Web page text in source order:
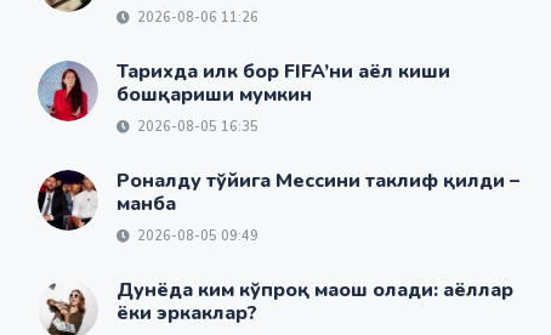
2026-08-06 11:26
Тарихда илк бор FIFA’ни аёл киши
бошқариши мумкин
2026-08-05 16:35
Роналду тўйига Мессини таклиф қилди –
манба
2026-08-05 09:49
Дунёда ким кўпроқ маош олади: аёллар
ёки эркаклар?